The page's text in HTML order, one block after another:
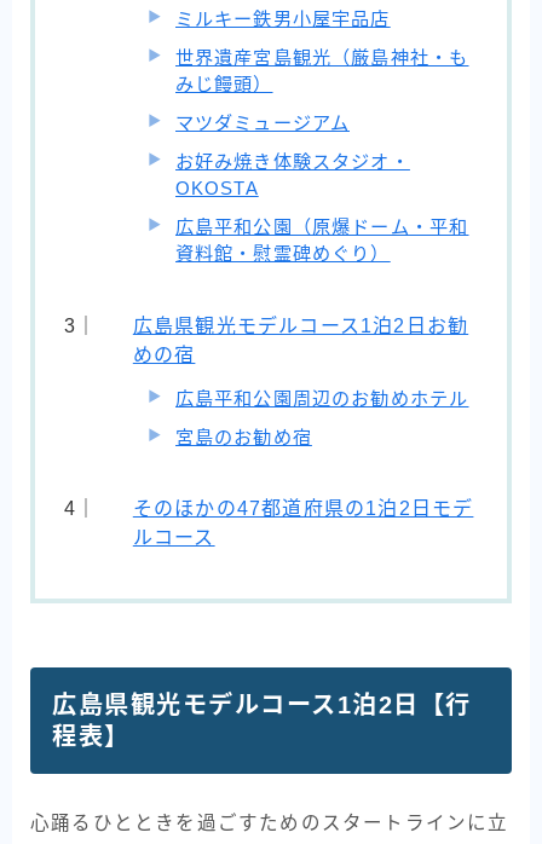
ミルキー鉄男小屋宇品店
世界遺産宮島観光（厳島神社・も
みじ饅頭）
マツダミュージアム
お好み焼き体験スタジオ・
OKOSTA
広島平和公園（原爆ドーム・平和
資料館・慰霊碑めぐり）
広島県観光モデルコース1泊2日お勧
めの宿
広島平和公園周辺のお勧めホテル
宮島のお勧め宿
そのほかの47都道府県の1泊2日モデ
ルコース
広島県観光モデルコース1泊2日【行
程表】
心踊るひとときを過ごすためのスタートラインに立